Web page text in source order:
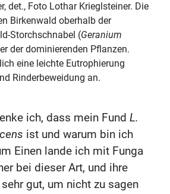
det., Foto Lothar Krieglsteiner. Die
Birkenwald oberhalb der
Storchschnabel (Geranium
der dominierenden Pflanzen.
eine leichte Eutrophierung
Rinderbeweidung an.
ich, dass mein Fund L.
ist und warum bin ich
Einen lande ich mit Funga
bei dieser Art, und ihre
gut, um nicht zu sagen